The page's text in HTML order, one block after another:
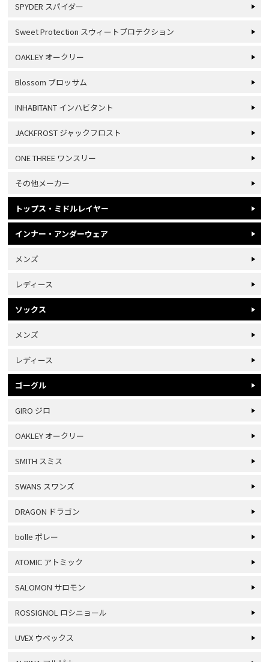
SPYDER スパイダー
Sweet Protection スウィートプロテクション
OAKLEY オークリー
Blossom ブロッサム
INHABITANT インハビタント
JACKFROST ジャックフロスト
ONE THREE ワンスリー
その他メーカー
トップス・ミドルレイヤー
インナー・アンダーウェア
メンズ
レディース
ソックス
メンズ
レディース
ゴーグル
GIRO ジロ
OAKLEY オークリー
SMITH スミス
SWANS スワンズ
DRAGON ドラゴン
bolle ボレー
ATOMIC アトミック
SALOMON サロモン
ROSSIGNOL ロシニョール
UVEX ウベックス